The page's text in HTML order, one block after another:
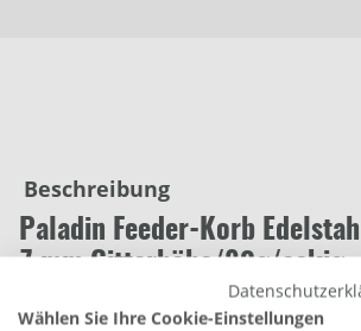
Beschreibung
Paladin Feeder-Korb
7 mm Gitterhöhe/80g/eckig
Wählen Sie Ihre Cookie-Einstellungen